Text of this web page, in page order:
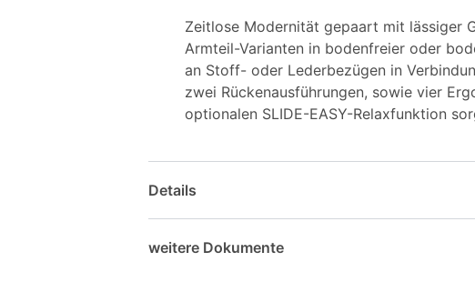
Zeitlose Modernität gepaart mit lässiger
Armteil-Varianten in bodenfreier oder
an Stoff- oder Lederbezügen in
zwei Rückenausführungen, sowie vier
optionalen SLIDE-EASY-Relaxfunktion
Details
weitere Dokumente